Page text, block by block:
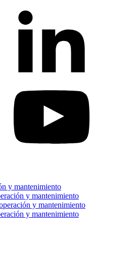
y mantenimiento
y mantenimiento
y mantenimiento
y mantenimiento